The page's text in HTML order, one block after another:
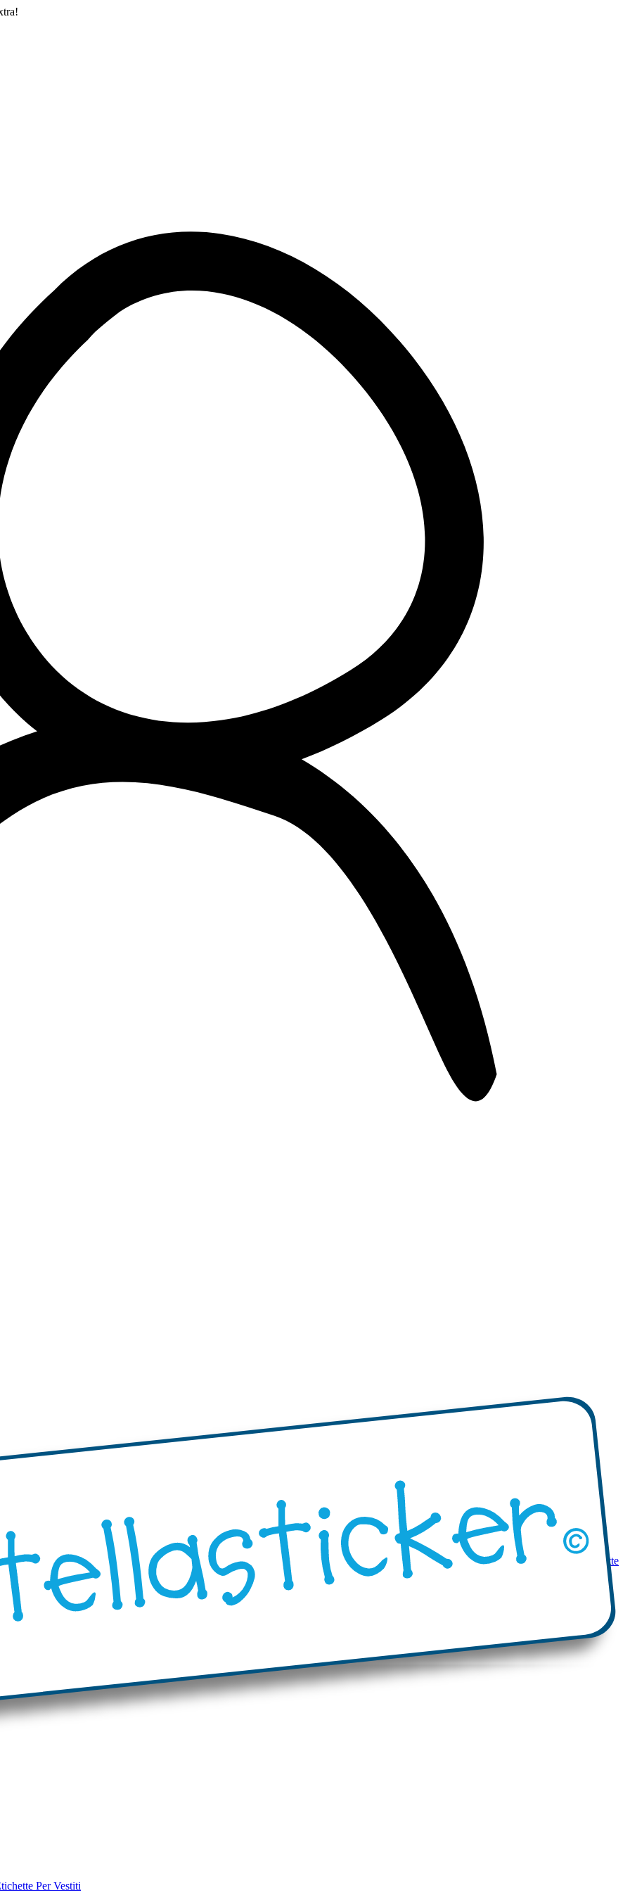
adesive con bordi ondulati Etichette adesive rotonde"Progetta i Tuoi" prodotti Mini etichette adesiveEtichette adesive mono-colore Etichette
Per Vestiti